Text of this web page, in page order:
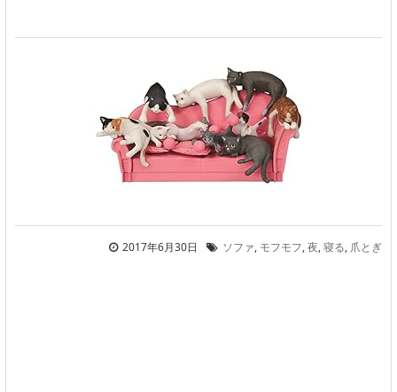
2017年6月30日 ソファ, モフモフ,夜,寝る, 爪とぎ